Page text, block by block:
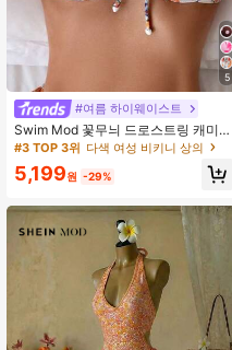
5
#여름 하이웨이스트
Swim Mod 꽃무늬 드로스트링 캐미
여름 비치 비키니 탑
#3 TOP 3위 다색 여성 비키니 상의
5,199원 -29%